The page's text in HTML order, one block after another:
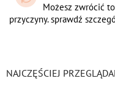
Możesz zwrócić
przyczyny. sprawdź
NAJCZĘŚCIEJ